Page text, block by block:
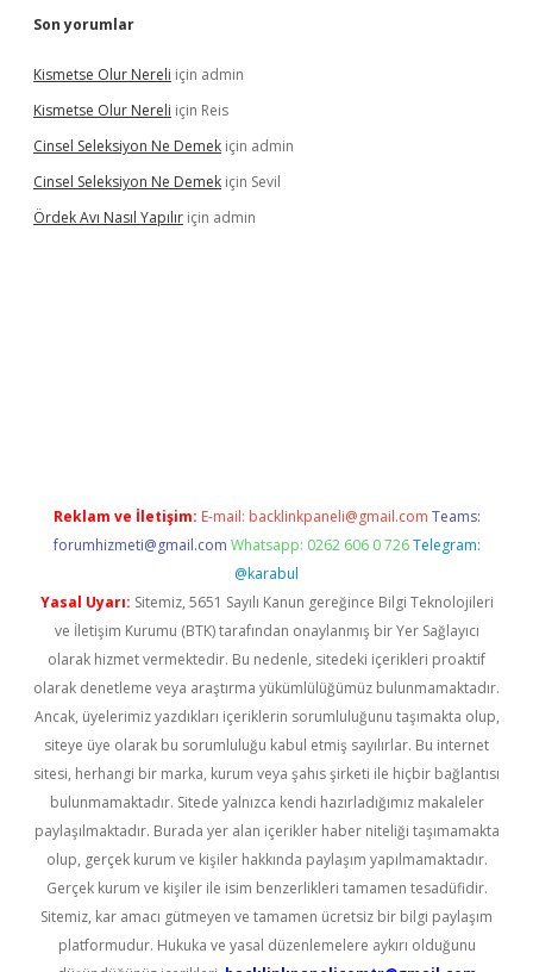
Son yorumlar
Kismetse Olur Nereli için admin
Kismetse Olur Nereli için Reis
Cinsel Seleksiyon Ne Demek için admin
Cinsel Seleksiyon Ne Demek için Sevil
Ördek Avı Nasıl Yapılır için admin
Reklam ve İletişim: E-mail: backlinkpaneli@gmail.com Teams:
forumhizmeti@gmail.com Whatsapp: 0262 606 0 726 Telegram:
@karabul
Yasal Uyarı: Sitemiz, 5651 Sayılı Kanun gereğince Bilgi Teknolojileri
ve İletişim Kurumu (BTK) tarafından onaylanmış bir Yer Sağlayıcı
olarak hizmet vermektedir. Bu nedenle, sitedeki içerikleri proaktif
olarak denetleme veya araştırma yükümlülüğümüz bulunmamaktadır.
Ancak, üyelerimiz yazdıkları içeriklerin sorumluluğunu taşımakta olup,
siteye üye olarak bu sorumluluğu kabul etmiş sayılırlar. Bu internet
sitesi, herhangi bir marka, kurum veya şahıs şirketi ile hiçbir bağlantısı
bulunmamaktadır. Sitede yalnızca kendi hazırladığımız makaleler
paylaşılmaktadır. Burada yer alan içerikler haber niteliği taşımamakta
olup, gerçek kurum ve kişiler hakkında paylaşım yapılmamaktadır.
Gerçek kurum ve kişiler ile isim benzerlikleri tamamen tesadüfidir.
Sitemiz, kar amacı gütmeyen ve tamamen ücretsiz bir bilgi paylaşım
platformudur. Hukuka ve yasal düzenlemelere aykırı olduğunu